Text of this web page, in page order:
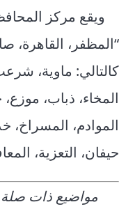
ويقع مركز
“المظفر، القاهرة،
كالتالي: ماوية،
المخاء، ذباب،
الموادم، المسراخ،
حيفان، التعزية،
مواضيع ذات صلة